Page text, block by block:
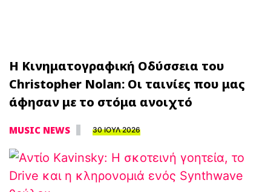
Η Κινηματογραφική Οδύσσεια του
Christopher Nolan: Οι ταινίες που μας
άφησαν με το στόμα ανοιχτό
MUSIC NEWS 30 ΙΟΥΛ 2026